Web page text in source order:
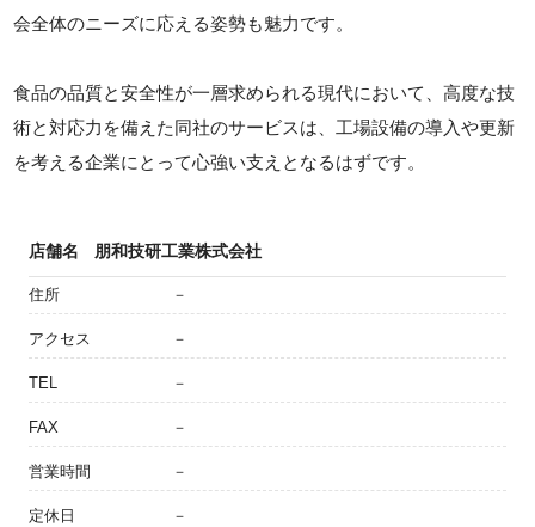
会全体のニーズに応える姿勢も魅力です。
食品の品質と安全性が一層求められる現代において、高度な技
術と対応力を備えた同社のサービスは、工場設備の導入や更新
を考える企業にとって心強い支えとなるはずです。
店舗名 朋和技研工業株式会社
住所 －
アクセス －
TEL －
FAX －
営業時間 －
定休日 －